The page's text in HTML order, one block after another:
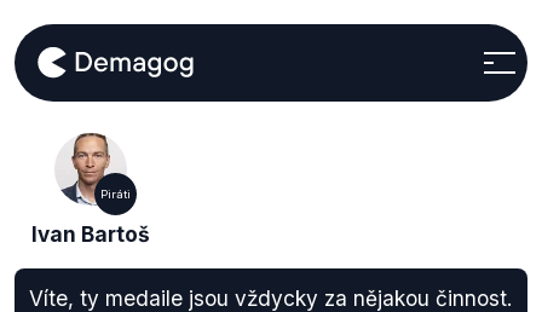
Piráti
Ivan Bartoš
Víte, ty medaile jsou vždycky za nějakou činnost.